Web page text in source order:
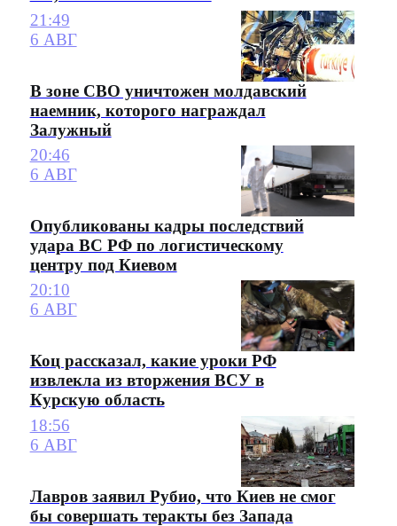
21:49
6 АВГ
В зоне СВО уничтожен молдавский
наемник, которого награждал
Залужный
20:46
6 АВГ
Опубликованы кадры последствий
удара ВС РФ по логистическому
центру под Киевом
20:10
6 АВГ
Коц рассказал, какие уроки РФ
извлекла из вторжения ВСУ в
Курскую область
18:56
6 АВГ
Лавров заявил Рубио, что Киев не смог
бы совершать теракты без Запада